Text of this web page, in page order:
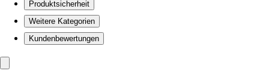
Produktsicherheit
Weitere Kategorien
Kundenbewertungen